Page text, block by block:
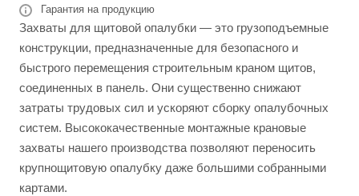
Гарантия на продукцию
Захваты для щитовой опалубки — это грузоподъемные
конструкции, предназначенные для безопасного и
быстрого перемещения строительным краном щитов,
соединенных в панель. Они существенно снижают
затраты трудовых сил и ускоряют сборку опалубочных
систем. Высококачественные монтажные крановые
захваты нашего производства позволяют переносить
крупнощитовую опалубку даже большими собранными
картами.